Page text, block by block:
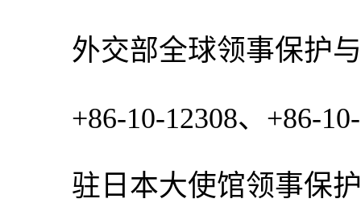
外交部全球领事保护与
+86-10-12308、+86-10-
驻日本大使馆领事保护